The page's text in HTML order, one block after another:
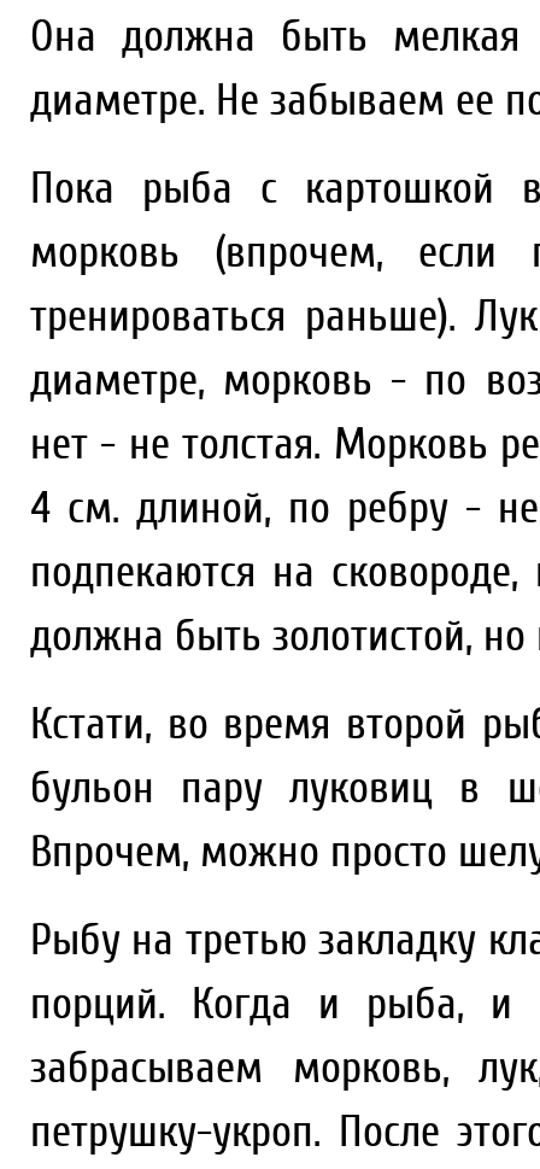
Она должна быть
диаметре. Не забываем ее
Пока рыба с картошкой
морковь (впрочем,
тренироваться раньше).
диаметре, морковь - по
нет - не толстая. Морковь
4 см. длиной, по ребру -
подпекаются на
должна быть золотистой, но
Кстати, во время второй
бульон пару луковиц в
Впрочем, можно просто
Рыбу на третью закладку
порций. Когда и рыба, и
забрасываем морковь,
петрушку-укроп. После